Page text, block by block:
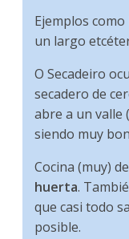
Ejemplos como
un largo
O Secadeiro
secadero de
abre a un valle
siendo muy
Cocina (muy) de
huerta.
que casi todo
posible.